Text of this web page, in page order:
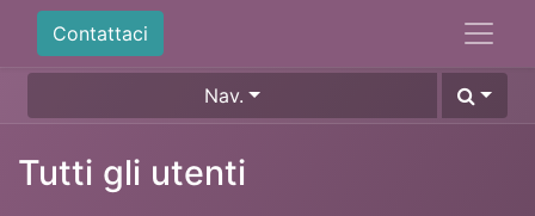
Contattaci
Nav.
Tutti gli utenti